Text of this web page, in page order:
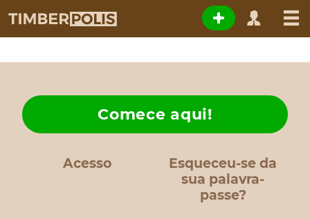
Acesso
Esqueceu-se da
sua palavra-
passe?
Comece aqui!